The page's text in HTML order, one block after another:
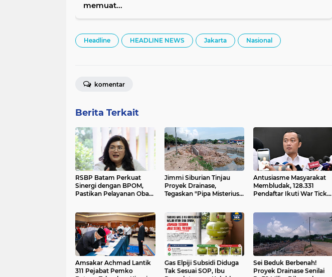
memuat...
Headline HEADLINE NEWS Jakarta Nasional
komentar
Berita Terkait
RSBP Batam Perkuat
Sinergi dengan BPOM,
Pastikan Pelayanan Obat
Jimmi Siburian Tinjau
Proyek Drainase,
Tegaskan "Pipa Misterius"
Beduk
Antusiasme Masyarakat
Membludak, 128.331
Pendaftar Ikuti War Ticket
Amsakar Achmad Lantik
311 Pejabat Pemko
Gas Elpiji Subsidi Diduga
Tak Sesuai SOP, Ibu
Sei Beduk Berbenah!
Proyek Drainase Senilai